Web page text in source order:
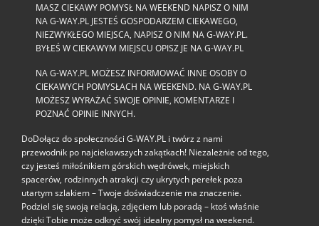
MASZ CIEKAWY POMYSŁ NA WEEKEND NAPISZ O NIM
NA G-WAY.PL JESTEŚ GOSPODARZEM CIEKAWEGO,
NIEZWYKŁEGO MIEJSCA, NAPISZ O NIM NA G-WAY.PL.
BYŁEŚ W CIEKAWYM MIEJSCU OPISZ JE NA G-WAY.PL
NA G-WAY.PL MOŻESZ INFORMOWAĆ INNE OSOBY O
CIEKAWYCH POMYSŁACH NA WEEKEND. NA G-WAY.PL
MOŻESZ WYRAŻAĆ SWOJE OPINIE, KOMENTARZE I
POZNAĆ OPINIE INNYCH.
DoDołącz do społeczności G‑WAY.PL i twórz z nami
przewodnik po najciekawszych zakątkach! Niezależnie od tego,
czy jesteś miłośnikiem górskich wędrówek, miejskich
spacerów, rodzinnych atrakcji czy ukrytych perełek poza
utartym szlakiem – Twoje doświadczenie ma znaczenie.
Podziel się swoją relacją, zdjęciem lub poradą – ktoś właśnie
dzięki Tobie może odkryć swój idealny pomysł na weekend.